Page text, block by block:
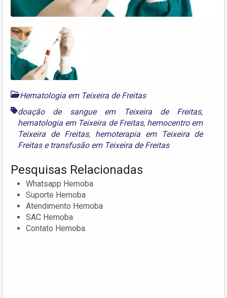
Hematologia em Teixeira de Freitas
doação de sangue em Teixeira de Freitas,
hematologia em Teixeira de Freitas, hemocentro em
Teixeira de Freitas, hemoterapia em Teixeira de
Freitase transfusão em Teixeira de Freitas
Pesquisas Relacionadas
Whatsapp Hemoba
Suporte Hemoba
Atendimento Hemoba
SAC Hemoba
Contato Hemoba